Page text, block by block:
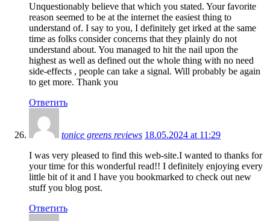
Unquestionably believe that which you stated. Your favorite
reason seemed to be at the internet the easiest thing to
understand of. I say to you, I definitely get irked at the same
time as folks consider concerns that they plainly do not
understand about. You managed to hit the nail upon the
highest as well as defined out the whole thing with no need
side-effects , people can take a signal. Will probably be again
to get more. Thank you
Ответить
tonice greens reviews 18.05.2024 at 11:29
I was very pleased to find this web-site.I wanted to thanks for
your time for this wonderful read!! I definitely enjoying every
little bit of it and I have you bookmarked to check out new
stuff you blog post.
Ответить